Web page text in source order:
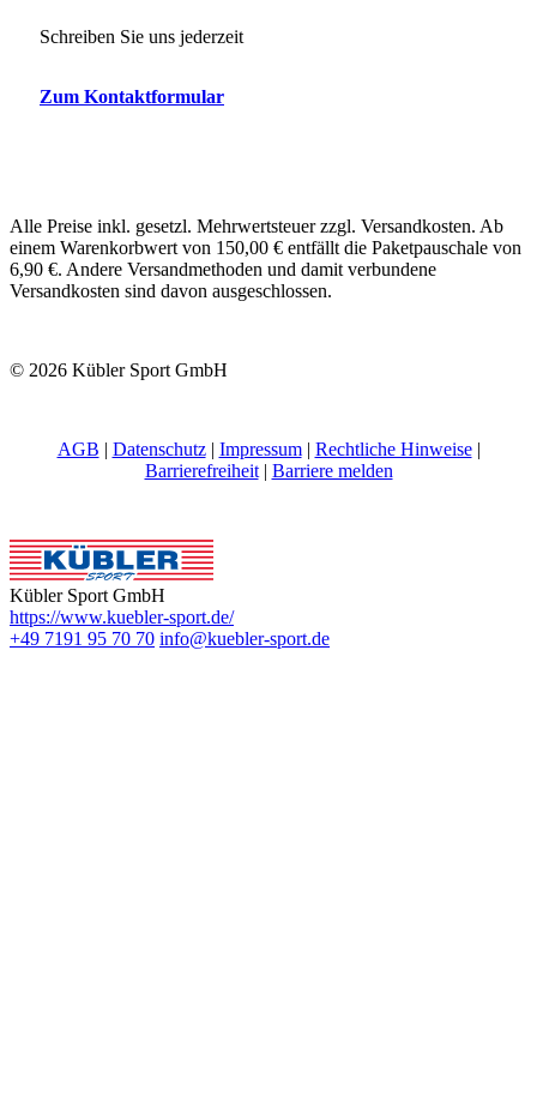
Schreiben Sie uns jederzeit
Zum Kontaktformular
Alle Preise inkl. gesetzl. Mehrwertsteuer zzgl. Versandkosten. Ab
einem Warenkorbwert von 150,00 € entfällt die Paketpauschale von
6,90 €. Andere Versandmethoden und damit verbundene
Versandkosten sind davon ausgeschlossen.
© 2026 Kübler Sport GmbH
AGB | Datenschutz| Impressum| Rechtliche Hinweise|
Barrierefreiheit| Barriere melden
Kübler Sport GmbH
https://www.kuebler-sport.de/
+49 7191 95 70 70 info@kuebler-sport.de